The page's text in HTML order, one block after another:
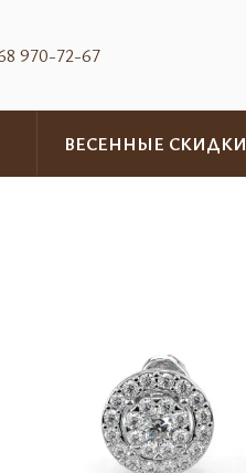
970-72-67
ВЕСЕННЫЕ СКИДКИ